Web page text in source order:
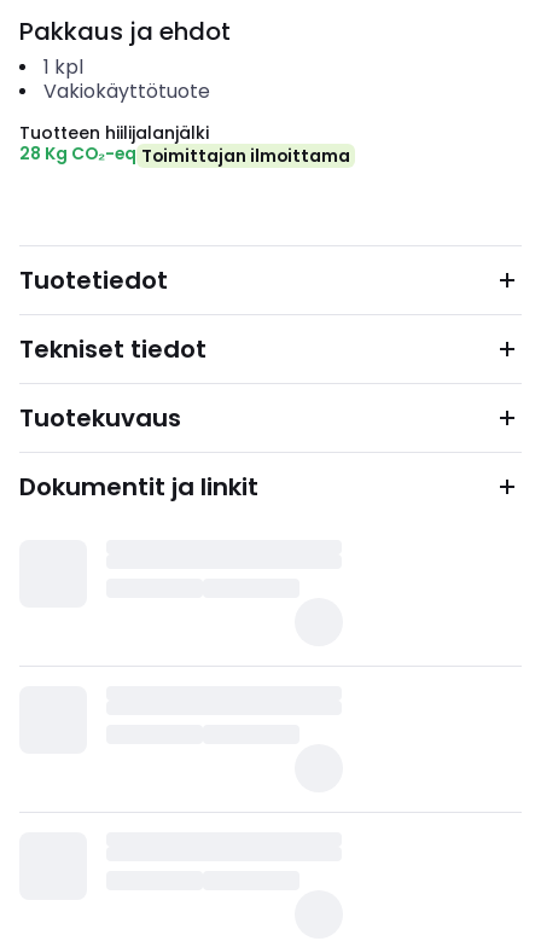
Pakkaus ja ehdot
1 kpl
Vakiokäyttötuote
Tuotteen hiilijalanjälki
28 Kg CO₂-eq Toimittajan ilmoittama
Tuotetiedot
Tekniset tiedot
Tuotekuvaus
Dokumentit ja linkit